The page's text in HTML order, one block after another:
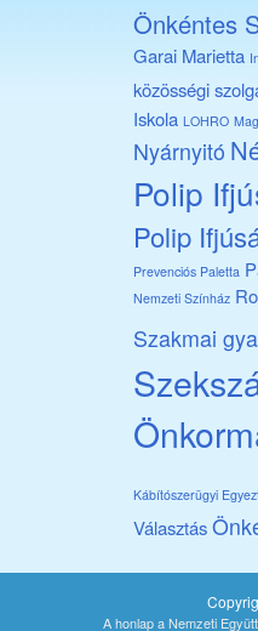
Önkéntes
Garai Marietta
közösségi
Iskola LOHRO
Nyárnyitó
Polip
Polip
Prevenciós Paletta
Nemzeti Színház
Szakmai
Kábítószerügyi
Választás
A honlap a Nemzeti